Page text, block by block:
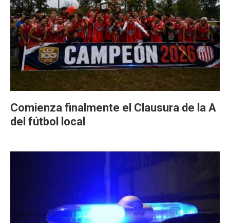
Comienza finalmente el Clausura de la A
del fútbol local